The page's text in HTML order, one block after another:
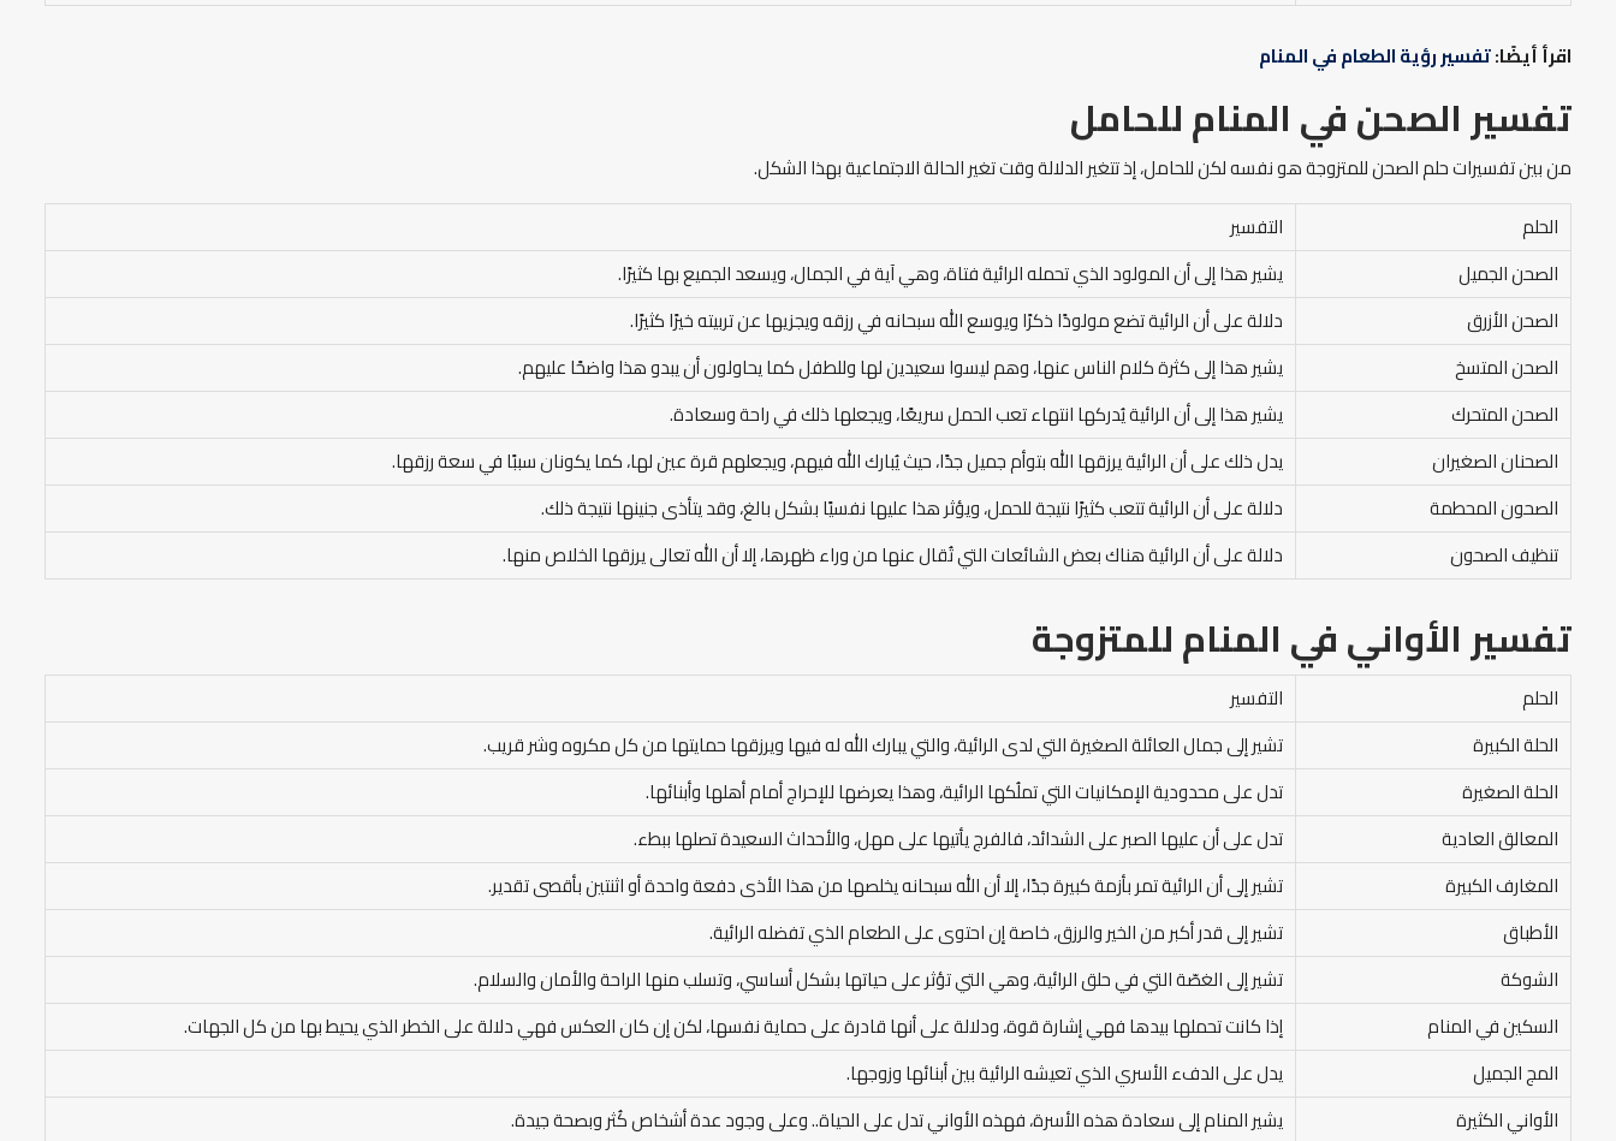
اقرأ أيضًا:تفسير رؤية الطعام في المنام
تفسير الصحن في المنامللحامل
من بين تفسيرات حلم الصحن للمتزوجة هو نفسه لكن للحامل، إذ تتغير الدلالة وقت تغير الحالة الاجتماعية بهذا الشكل.
الحلم
التفسير
الصحن الجميل
يشير هذا إلى أن المولود الذي تحمله الرائية فتاة، وهي آية في الجمال، ويسعد الجميع بها كثيرًا.
الصحن الأزرق
دلالة على أن الرائية تضع مولودًا ذكرًا ويوسع الله سبحانه في رزقه ويجزيها عن تربيته خيرًا كثيرًا.
الصحن المتسخ
يشير هذا إلى كثرة كلام الناس عنها، وهم ليسوا سعيدين لها وللطفل كما يحاولون أن يبدو هذا واضحًا عليهم.
الصحن المتحرك
يشير هذا إلى أن الرائية يُدركها انتهاء تعب الحمل سريعًا، ويجعلها ذلك في راحة وسعادة.
الصحنان الصغيران
يدل ذلك على أن الرائية يرزقها الله بتوأم جميل جدًا، حيث يُبارك الله فيهم، ويجعلهم قرة عين لها، كما يكونان سببًا في سعة رزقها.
الصحون المحطمة
دلالة على أن الرائية تتعب كثيرًا نتيجة للحمل، ويؤثر هذا عليها نفسيًا بشكل بالغ، وقد يتأذى جنينها نتيجة ذلك.
تنظيف الصحون
دلالة على أن الرائية هناك بعض الشائعات التي تُقال عنها من وراء ظهرها، إلا أن الله تعالى يرزقها الخلاص منها.
تفسيرالأوانيفي المنامللمتزوجة
الحلم
التفسير
الحلة الكبيرة
تشير إلى جمال العائلة الصغيرة التي لدى الرائية، والتي يبارك الله له فيها ويرزقها حمايتها من كل مكروه وشر قريب.
الحلة الصغيرة
تدل على محدودية الإمكانيات التي تملُكها الرائية، وهذا يعرضها للإحراج أمام أهلها وأبنائها.
المعالق العادية
تدل على أن عليها الصبر على الشدائد، فالفرج يأتيها على مهل، والأحداث السعيدة تصلها ببطء.
المغارف الكبيرة
تشير إلى أن الرائية تمر بأزمة كبيرة جدًا، إلا أن الله سبحانه يخلصها من هذا الأذى دفعة واحدة أو اثنتين بأقصى تقدير.
الأطباق
تشير إلى قدر أكبر من الخير والرزق، خاصة إن احتوى على الطعام الذي تفضله الرائية.
الشوكة
تشير إلى الغصّة التي في حلق الرائية، وهي التي تؤثر على حياتها بشكل أساسي، وتسلب منها الراحة والأمان والسلام.
السكين في المنام
إذا كانت تحملها بيدها فهي إشارة قوة، ودلالة على أنها قادرة على حماية نفسها، لكن إن كان العكس فهي دلالة على الخطر الذي يحيط بها من كل الجهات.
المج الجميل
يدل على الدفء الأسري الذي تعيشه الرائية بين أبنائها وزوجها.
الأواني الكثيرة
يشير المنام إلى سعادة هذه الأسرة، فهذه الأواني تدل على الحياة.. وعلى وجود عدة أشخاص كُثر وبصحة جيدة.